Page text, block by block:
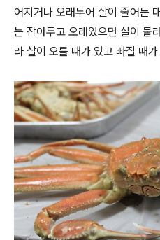
어지거나 오래두어 살이 줄어든
는 잡아두고 오래있으면 살이 물
라 살이 오를 때가 있고 빠질 때